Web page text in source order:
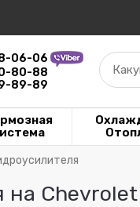
06-06
80-88
89-89
на